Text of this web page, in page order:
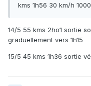
kms 1h56 30 km/h
14/5 55 kms 2ho1 sortie
graduellement vers 1h15
15/5 45 kms 1h36 sortie